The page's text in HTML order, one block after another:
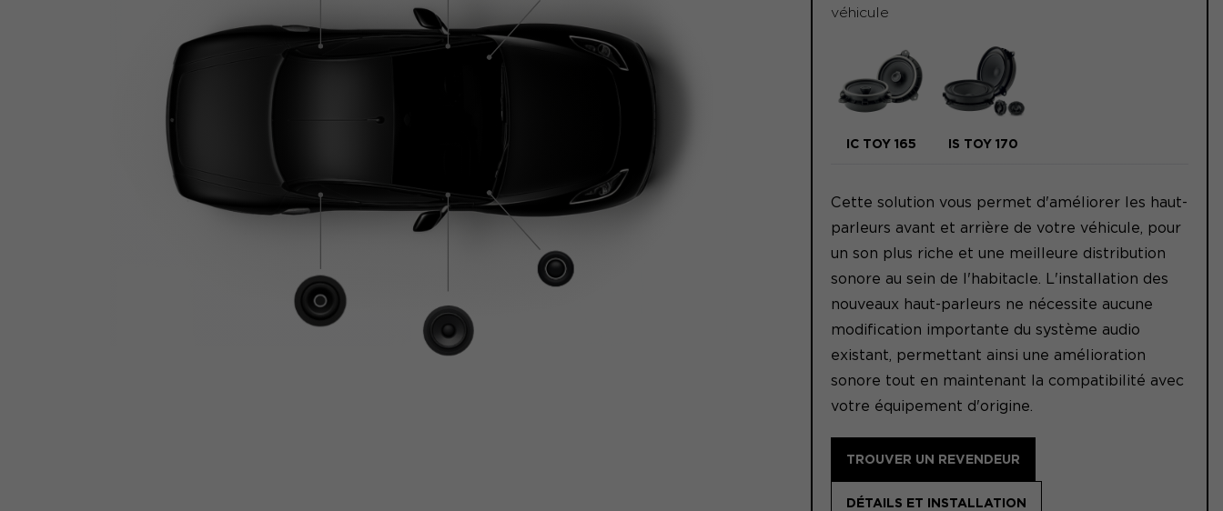
véhicule
IC TOY 165 IS TOY 170
Cette solution vous permet d'améliorer les haut-
parleurs avant et arrière de votre véhicule, pour
un son plus riche et une meilleure distribution
sonore au sein de l'habitacle. L'installation des
nouveaux haut-parleurs ne nécessite aucune
modification importante du système audio
existant, permettant ainsi une amélioration
sonore tout en maintenant la compatibilité avec
votre équipement d'origine.
TROUVER UN REVENDEUR
DÉTAILS ET INSTALLATION